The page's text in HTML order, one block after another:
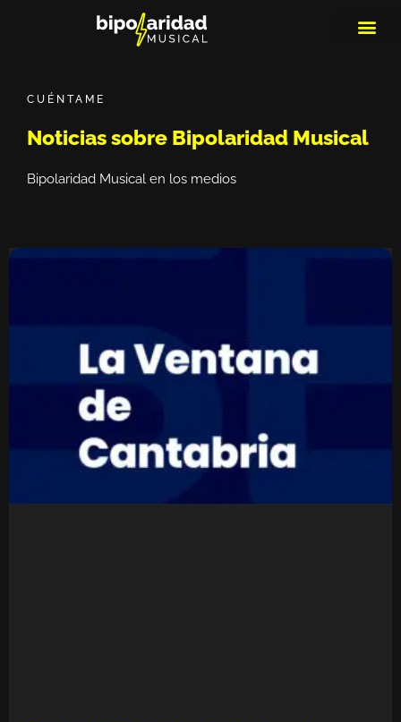
CUÉNTAME
Noticias sobre Bipolaridad Musical
Bipolaridad Musical en los medios